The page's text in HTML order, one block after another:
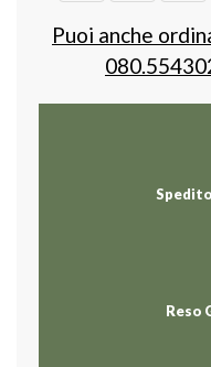
Puoi anche
Reso